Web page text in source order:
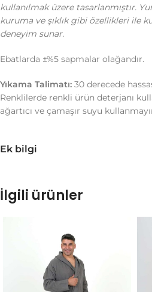
kullanılmak üzere tasarlanmıştır.
kuruma ve şıklık gibi özellikleri ile
deneyim sunar.
Ebatlarda ±%5 sapmalar olağandır.
Yıkama Talimatı: 30 derecede
Renklilerde renkli ürün deterjanı
ağartıcı ve çamaşır suyu
Ek bilgi
İlgili ürünler